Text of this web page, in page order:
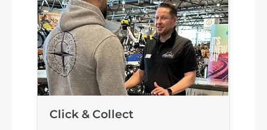
Vorderrad Nabe
Shimano Deore M6000 CL 32H 100-5QR
Gewicht
Click & Collect